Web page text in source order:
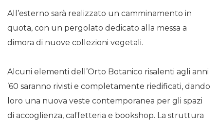
All’esterno sarà realizzato un camminamento in
quota, con un pergolato dedicato alla messa a
dimora di nuove collezioni vegetali.
Alcuni elementi dell’Orto Botanico risalenti agli anni
’60 saranno rivisti e completamente riedificati, dando
loro una nuova veste contemporanea per gli spazi
di accoglienza, caffetteria e bookshop. La struttura